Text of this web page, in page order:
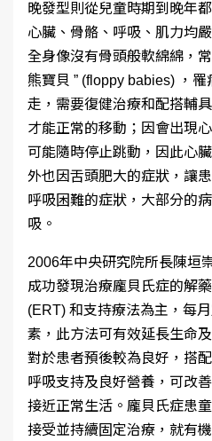
晚發型則從兒童時期到晚年
心臟、骨骼、呼吸、肌力均
全身像沒有骨頭般軟綿綿，
熊寶貝 ” (floppy babies) ，
走，需要復健治療和配搭輔
才能正常的移動；因會出現
可能隨時停止跳動，因此心
外也因舌頭肥大的症狀，讓
呼吸困難的症狀，大部分的
吸。
2006年中央研究院所長陳垣
成功發現治療龐貝氏症的解
(ERT) 和支持療法為主，每
素，此方法可有效延長生命
對於患者預後較為良好，搭
呼吸支持及良好營養，可改
接近正常生活。龐貝氏症患
接受並持續固定治療，就有